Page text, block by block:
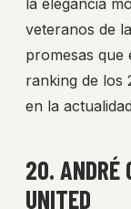
la elegancia
veteranos de
promesas que
ranking de los
en la
20. ANDRÉ
UNITED